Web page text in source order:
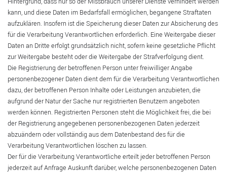
kann, und diese Daten im Bedarfsfall ermöglichen, begangene Straftaten
aufzuklären. Insofern ist die Speicherung dieser Daten zur Absicherung des
für die Verarbeitung Verantwortlichen erforderlich. Eine Weitergabe dieser
Daten an Dritte erfolgt grundsätzlich nicht, sofern keine gesetzliche Pflicht
zur Weitergabe besteht oder die Weitergabe der Strafverfolgung dient.
Die Registrierung der betroffenen Person unter freiwilliger Angabe
personenbezogener Daten dient dem für die Verarbeitung Verantwortlichen
dazu, der betroffenen Person Inhalte oder Leistungen anzubieten, die
aufgrund der Natur der Sache nur registrierten Benutzern angeboten
werden können. Registrierten Personen steht die Möglichkeit frei, die bei
der Registrierung angegebenen personenbezogenen Daten jederzeit
abzuändern oder vollständig aus dem Datenbestand des für die
Verarbeitung Verantwortlichen löschen zu lassen.
Der für die Verarbeitung Verantwortliche erteilt jeder betroffenen Person
jederzeit auf Anfrage Auskunft darüber, welche personenbezogenen Daten